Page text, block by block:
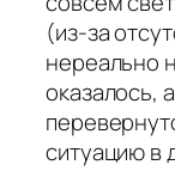
(из-за
нереально
оказалось,
ситуацию в